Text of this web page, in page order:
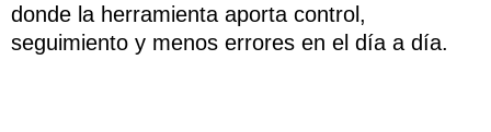
donde la herramienta aporta control,
seguimiento y menos errores en el día a día.